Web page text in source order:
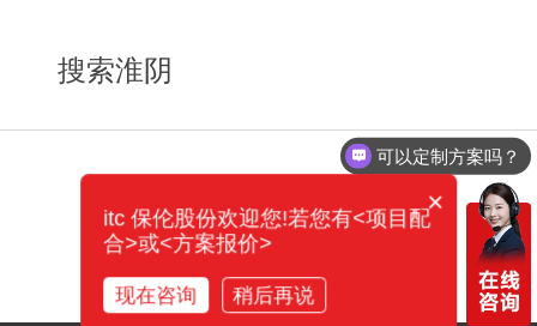
搜索淮阴
可以定制方案吗？
×
itc 保伦股份欢迎您!若您有<项目配
合>或<方案报价>
现在咨询 稍后再说